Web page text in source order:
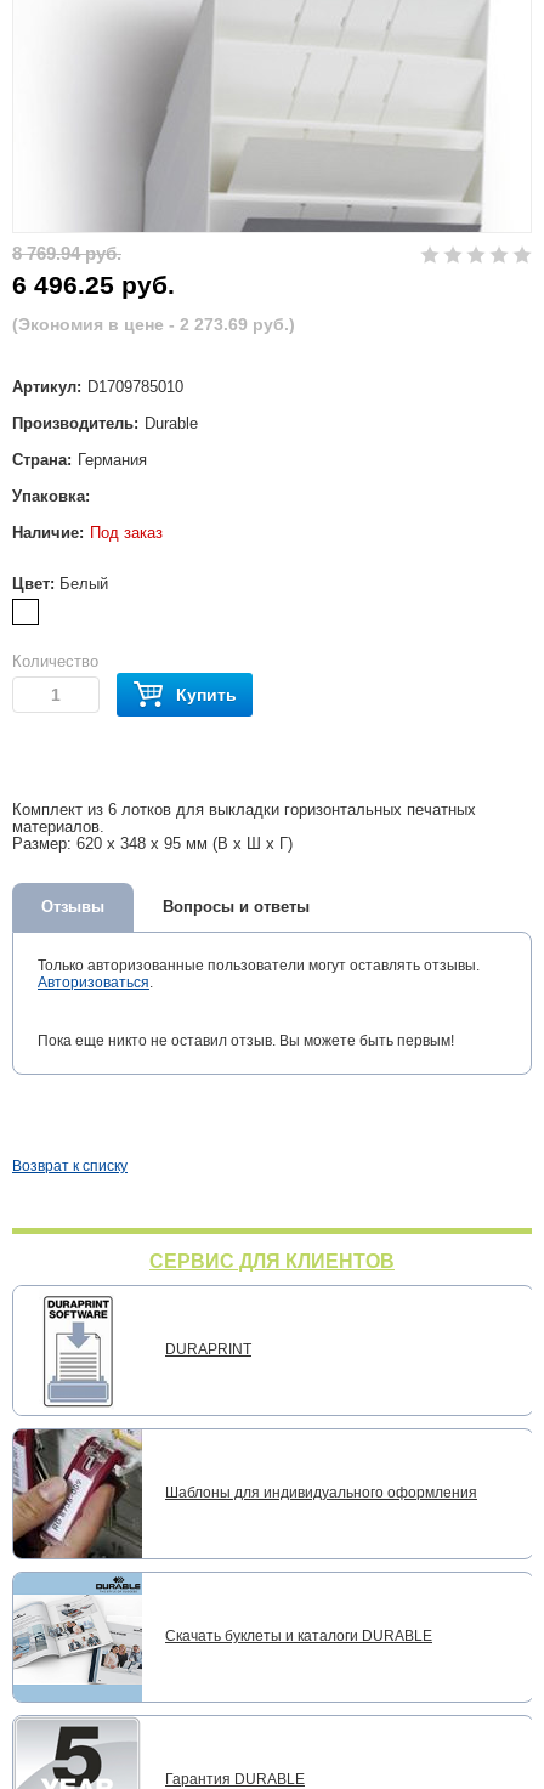
8 769.94 руб.
6 496.25 руб.
(Экономия в цене - 2 273.69 руб.)
Артикул: D1709785010
Производитель: Durable
Страна: Германия
Упаковка:
Наличие: Под заказ
Цвет: Белый
Количество
Купить
Комплект из 6 лотков для выкладки горизонтальных печатных
материалов.
Размер: 620 x 348 x 95 мм (В x Ш x Г)
Отзывы Вопросы и ответы
Только авторизованные пользователи могут оставлять отзывы.
Авторизоваться.
Пока еще никто не оставил отзыв. Вы можете быть первым!
Возврат к списку
СЕРВИС ДЛЯ КЛИЕНТОВ
DURAPRINT
Шаблоны для индивидуального оформления
Скачать буклеты и каталоги DURABLE
Гарантия DURABLE